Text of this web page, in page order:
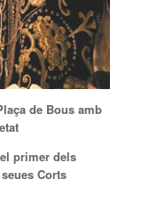
de Bous amb
primer dels
Corts